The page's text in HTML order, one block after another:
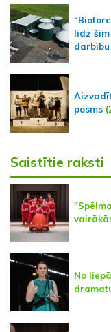
līdz
posms
Saistītie raksti
No